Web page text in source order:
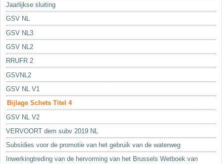
Jaarlijkse sluiting
GSV NL
GSV NL3
GSV NL2
RRUFR 2
GSVNL2
GSV NL V1
Bijlage Schets Titel 4
GSV NL V2
VERVOORT dem subv 2019 NL
Subsidies voor de promotie van het gebruik van de waterweg
Inwerkingtreding van de hervorming van het Brussels Wetboek van